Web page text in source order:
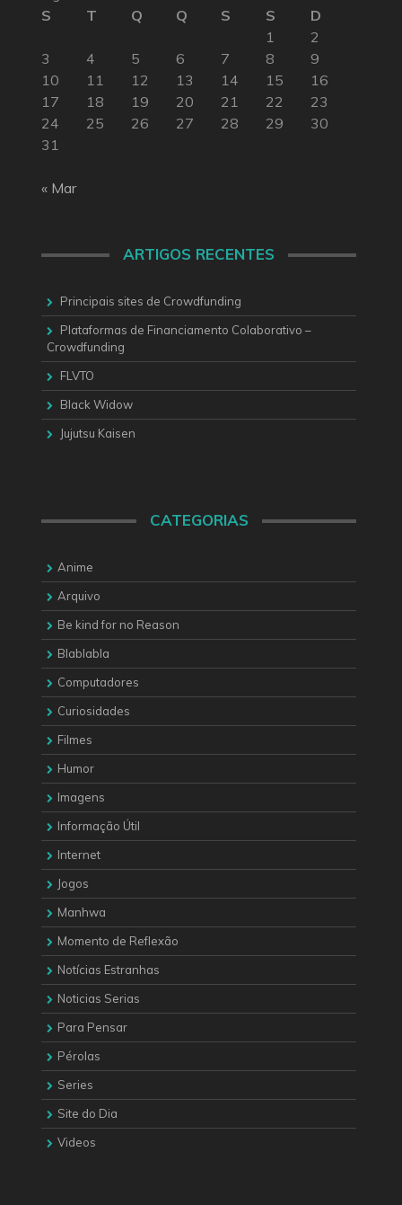
S
T Q Q S S
D
1
2
3
4 5 6 7 8
9
10
11 12 13 14 15
16
17
18 19 20 21 22
23
24
25 26 27 28 29
30
31
« Mar
ARTIGOS RECENTES
Principais sites de Crowdfunding
Plataformas de Financiamento Colaborativo –
Crowdfunding
FLVTO
Black Widow
Jujutsu Kaisen
CATEGORIAS
Anime
Arquivo
Be kind for no Reason
Blablabla
Computadores
Curiosidades
Filmes
Humor
Imagens
Informação Útil
Internet
Jogos
Manhwa
Momento de Reflexão
Notícias Estranhas
Noticias Serias
Para Pensar
Pérolas
Series
Site do Dia
Videos